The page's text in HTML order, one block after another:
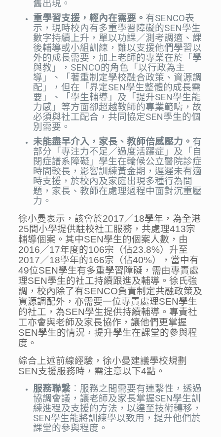
舊出現。
重學習支援，輕內在需要。 有SENCO表
示，現時校內有多重學習障礙的SEN學生
數字持續上升，單以功課／測考調適、課
後輔導或小組訓練，難以支援他們學習以
外的成長需要，加上老師的專業在於「學
與教」，SENCO的角色「以行政為主
導」、「著重制定學校融合政策、資源調
配」，但在「界定SEN學生整體的成長需
要」、「學生輔導」及「提升SEN學生能
力感」等方面卻超越教師的專業範疇，故
必須與社工配合，共同協定SEN學生的個
別需要。
未能盡早介入，家長、教師倍感壓力。 有
部分「專注力不足／過度活躍症」及「自
閉症譜系障礙」學生在輪候公立醫院診症
時間較長，影響訓練黃金期，遲遲未有適
時支援，於校內及家庭出現多種行為問
題，家長、教師在處理過程中面對沉重壓
力。
徐小曼表示，該會於2017／18學年，為全港
25間小學提供駐校社工服務，共處理413宗
輔導個案。其中SEN學生的個案人數，由
2016／17年度的106宗（佔23.8%）升至
2017／18學年的166宗（佔40%），當中有
49位SEN學生有多重學習障礙，需由專責處
理SEN學生的社工持續跟進及輔導。徐氏強
調，校內除了有SENCO負責制定共融政策及
資源調配外，亦需要一位專責處理SEN學生
的社工，為SEN學生提供持續輔導。專責社
工亦會與老師及家長協作，讓他們更掌握
SEN學生的情況，提升學生在課堂的參與程
度。
綜合上述前線經驗，徐小曼建議學校規劃
SEN支援服務時，需注意以下4點。
服務聯繫 ︰服務之間需要有連繫性，透過
協調會議，讓老師及家長掌握SEN學生訓
練進程及支援的方法，以達至技術轉移，
SEN學生能將訓練學以致用，提升他們於
課堂的參與程度。